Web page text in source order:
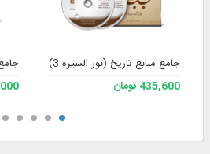
جامع منابع تاریخ (نور السیره 3)
435,600 تومان
جامع فقه 3